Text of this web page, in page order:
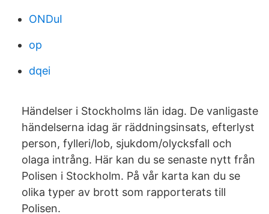
ONDuI
op
dqei
Händelser i Stockholms län idag. De vanligaste
händelserna idag är räddningsinsats, efterlyst
person, fylleri/lob, sjukdom/olycksfall och
olaga intrång. Här kan du se senaste nytt från
Polisen i Stockholm. På vår karta kan du se
olika typer av brott som rapporterats till
Polisen.